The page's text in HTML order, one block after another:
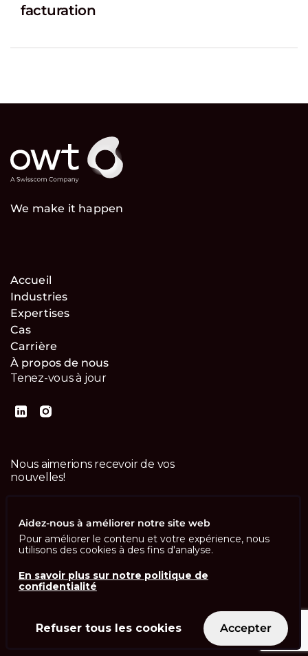
facturation
We make it happen
Accueil
Industries
Expertises
Cas
Carrière
À propos de nous
Tenez-vous à jour
Nous aimerions recevoir de vos
nouvelles!
© Swisscom Digital Technology SA 2026
Imprint
Aidez-nous à améliorer notre site web
Pour améliorer le contenu et votre expérience, nous
utilisons des cookies à des fins d'analyse.
En savoir plus sur notre politique de
confidentialité
Refuser tous les cookies Accepter